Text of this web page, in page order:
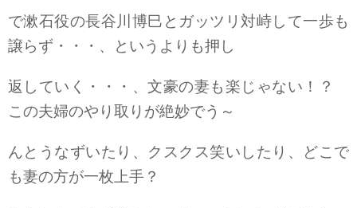
で漱石役の長谷川博巳とガッツリ対峙して一歩も
譲らず・・・、というよりも押し
返していく・・・、文豪の妻も楽じゃない！？
この夫婦のやり取りが絶妙でう～
んとうなずいたり、クスクス笑いしたり、どこで
も妻の方が一枚上手？